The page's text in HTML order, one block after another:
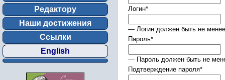
Редактору
Наши достижения
Ссылки
English
Логин*
— Логин должен быть не
Пароль*
— Пароль должен быть не
Подтверждение пароля*